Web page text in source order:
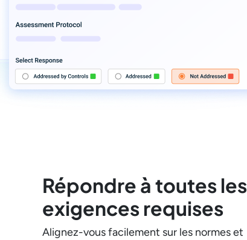
Répondre à toutes les
exigences requises
Alignez-vous facilement sur les normes et